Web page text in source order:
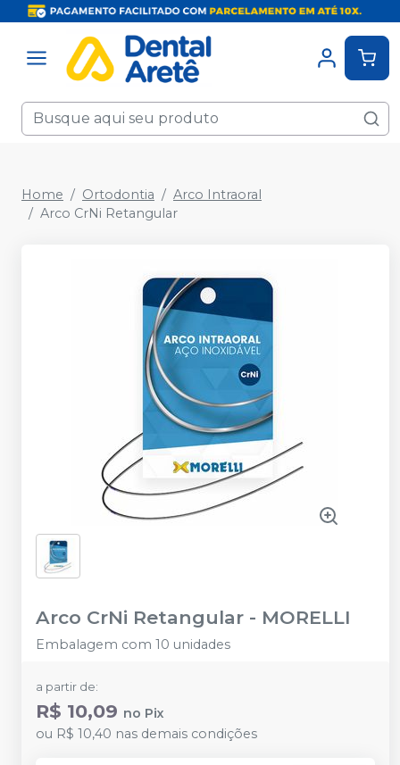
Home Ortodontia
Arco Intraoral
Arco CrNi Retangular
Arco CrNi Retangular - MORELLI
Embalagem com 10 unidades
a partir de:
R$ 10,09 no Pix
ou R$ 10,40 nas demais condições